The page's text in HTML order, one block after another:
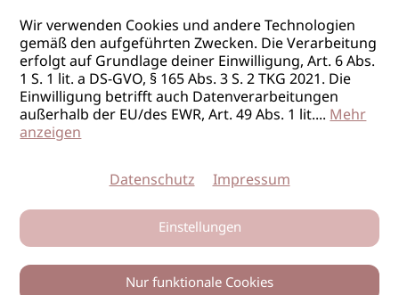
Wir verwenden Cookies und andere Technologien
gemäß den aufgeführten Zwecken. Die Verarbeitung
erfolgt auf Grundlage deiner Einwilligung, Art. 6 Abs.
1 S. 1 lit. a DS-GVO, § 165 Abs. 3 S. 2 TKG 2021. Die
Einwilligung betrifft auch Datenverarbeitungen
außerhalb der EU/des EWR, Art. 49 Abs. 1 lit....Mehr
anzeigen
Datenschutz Impressum
Einstellungen
Nur funktionale Cookies